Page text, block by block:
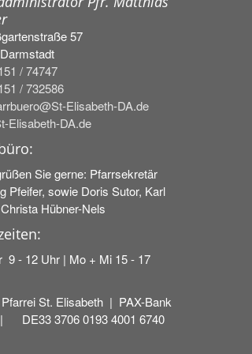
57
Darmstadt
/ 74747
/ 732586
Elisabeth-DA.de
Elisabeth-DA.de
Sie gerne: Pfarrsekretär
Pfeifer, sowie Doris Sutor, Karl
Hübner-Nels
9 - 12 Uhr | Mo + Mi 15 - 17
St. Elisabeth | PAX-Bank
DE33 3706 0193 4001 6740